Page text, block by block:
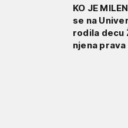
KO JE
se na
rodila decu
njena prava